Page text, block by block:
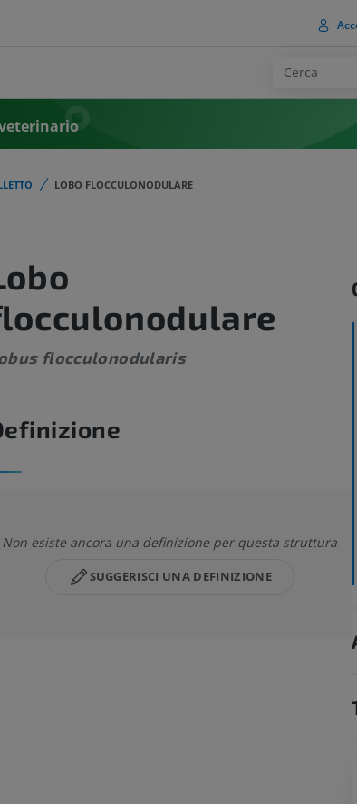
LOBO FLOCCULONODULARE
flocculonodularis
Non esiste ancora una definizione per questa struttura
SUGGERISCI UNA DEFINIZIONE